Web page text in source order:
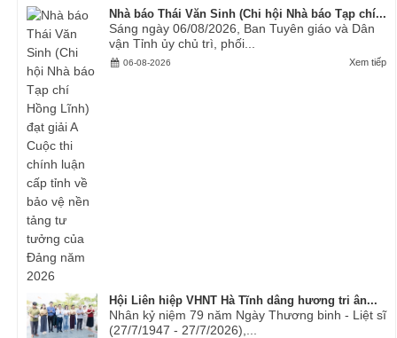
Nhà báo Thái Văn Sinh (Chi hội Nhà báo Tạp chí...
Sáng ngày 06/08/2026, Ban Tuyên giáo và Dân
vận Tỉnh ủy chủ trì, phối...
Xem tiếp
06-08-2026
Hội Liên hiệp VHNT Hà Tĩnh dâng hương tri ân...
Nhân kỷ niệm 79 năm Ngày Thương binh - Liệt sĩ
(27/7/1947 - 27/7/2026),...